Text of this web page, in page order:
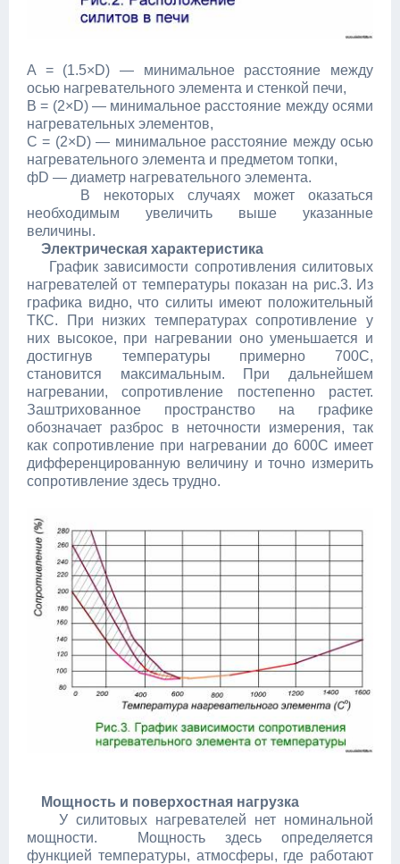
A = (1.5×D) — минимальное расстояние между
осью нагревательного элемента и стенкой печи,
B = (2×D) — минимальное расстояние между осями
нагревательных элементов,
C = (2×D) — минимальное расстояние между осью
нагревательного элемента и предметом топки,
фD — диаметр нагревательного элемента.
В некоторых случаях может оказаться
необходимым увеличить выше указанные
величины.
Электрическая характеристика
График зависимости сопротивления силитовых
нагревателей от температуры показан на рис.3. Из
графика видно, что силиты имеют положительный
ТКС. При низких температурах сопротивление у
них высокое, при нагревании оно уменьшается и
достигнув температуры примерно 700С,
становится максимальным. При дальнейшем
нагревании, сопротивление постепенно растет.
Заштрихованное пространство на графике
обозначает разброс в неточности измерения, так
как сопротивление при нагревании до 600С имеет
дифференцированную величину и точно измерить
сопротивление здесь трудно.
Мощность и поверхостная нагрузка
У силитовых нагревателей нет номинальной
мощности. Мощность здесь определяется
функцией температуры, атмосферы, где работают